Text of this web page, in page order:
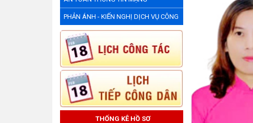
PHẢN ÁNH - KIẾN NGHỊ DỊCH VỤ CÔNG
THỐNG KÊ HỒ SƠ